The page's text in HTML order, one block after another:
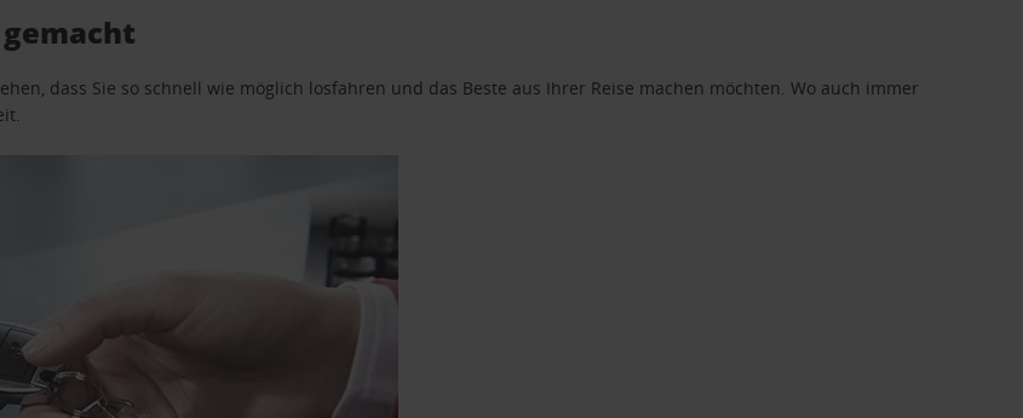
dass Sie so schnell wie möglich losfahren und das Beste aus Ihrer Reise machen möchten. Wo auch immer